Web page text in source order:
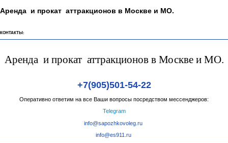
Аренда и прокат аттракционов в Москве и МО.
КОНТАКТЫ:
Аренда и прокат аттракционов в Москве и МО.
+7(905)501-54-22
Оперативно ответим на все Ваши вопросы посредством мессенджеров:
Telegram
info@sapozhkovoleg.ru
info@es911.ru